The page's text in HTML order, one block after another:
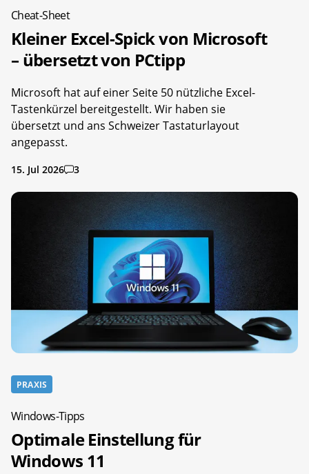
Cheat-Sheet
Kleiner Excel-Spick von Microsoft
– übersetzt von PCtipp
Microsoft hat auf einer Seite 50 nützliche Excel-
Tastenkürzel bereitgestellt. Wir haben sie
übersetzt und ans Schweizer Tastaturlayout
angepasst.
15. Jul 2026 3
PRAXIS
Windows-Tipps
Optimale Einstellung für
Windows 11